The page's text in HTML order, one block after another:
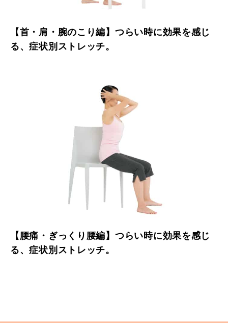
【首・肩・腕のこり編】つらい時に効果を感じ
る、症状別ストレッチ。
【腰痛・ぎっくり腰編】つらい時に効果を感じ
る、症状別ストレッチ。